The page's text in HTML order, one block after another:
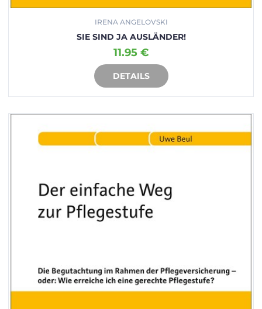
IRENA ANGELOVSKI
SIE SIND JA AUSLÄNDER!
11.95 €
DETAILS
IN DEN WARENKORB